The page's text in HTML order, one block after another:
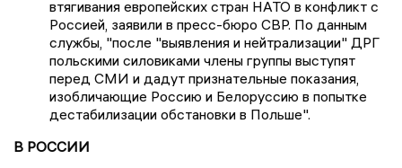
втягивания европейских стран НАТО в конфликт с
Россией, заявили в пресс-бюро СВР. По данным
службы, "после "выявления и нейтрализации" ДРГ
польскими силовиками члены группы выступят
перед СМИ и дадут признательные показания,
изобличающие Россию и Белоруссию в попытке
дестабилизации обстановки в Польше".
В РОССИИ